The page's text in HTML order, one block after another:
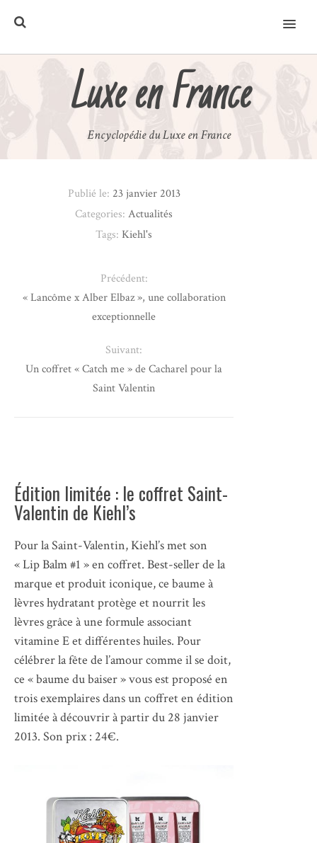
MENU
Luxe en France
Encyclopédie du Luxe en France
Édition limitée : le coffret Saint-
Valentin de Kiehl’s
Pour la Saint-Valentin, Kiehl’s met son
« Lip Balm #1 » en coffret. Best-seller de la
marque et produit iconique, ce baume à
lèvres hydratant protège et nourrit les
lèvres grâce à une formule associant
vitamine E et différentes huiles. Pour
célébrer la fête de l’amour comme il se doit,
ce « baume du baiser » vous est proposé en
trois exemplaires dans un coffret en édition
limitée à découvrir à partir du 28 janvier
2013. Son prix : 24€.
Publié le: 23 janvier 2013
Categories:Actualités
Tags: Kiehl's
Précédent:
« Lancôme x Alber Elbaz », une collaboration
exceptionnelle
Suivant:
Un coffret « Catch me » de Cacharel pour la
Saint Valentin